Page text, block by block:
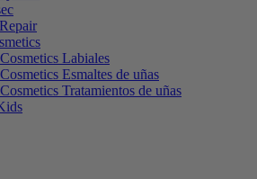
Labiales
Esmaltes de uñas
Tratamientos de uñas